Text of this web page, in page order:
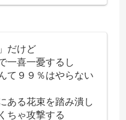
だけど
一喜一憂するし
て９９％はやらない
ある花束を踏み潰し
ちゃ攻撃する